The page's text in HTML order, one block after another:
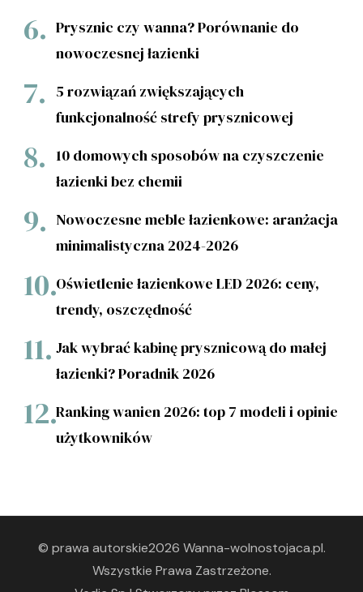
Prysznic czy wanna? Porównanie do
nowoczesnej łazienki
5 rozwiązań zwiększających
funkcjonalność strefy prysznicowej
10 domowych sposobów na czyszczenie
łazienki bez chemii
Nowoczesne meble łazienkowe: aranżacja
minimalistyczna 2024-2026
Oświetlenie łazienkowe LED 2026: ceny,
trendy, oszczędność
Jak wybrać kabinę prysznicową do małej
łazienki? Poradnik 2026
Ranking wanien 2026: top 7 modeli i opinie
użytkowników
© prawa autorskie2026 Wanna-wolnostojaca.pl.
Wszystkie Prawa Zastrzeżone.